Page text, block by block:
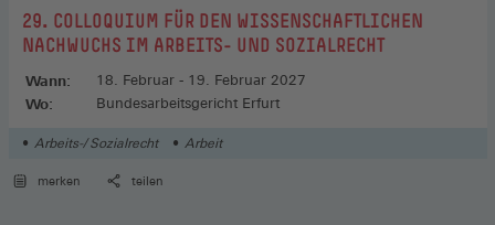
:29. COLLOQUIUM FÜR DEN WISSENSCHAFTLICHEN
NACHWUCHS IM ARBEITS- UND SOZIALRECHT
Wann: 18. Februar - 19. Februar 2027
Wo: Bundesarbeitsgericht Erfurt
Arbeits-/ Sozialrecht Arbeit
merken teilen